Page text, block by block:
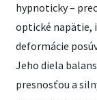
hypnoticky –
optické napätie,
deformácie
Jeho diela
presnosťou a